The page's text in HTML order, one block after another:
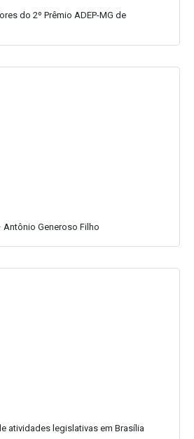
do 2º Prêmio ADEP-MG de
Generoso Filho
atividades legislativas em Brasília